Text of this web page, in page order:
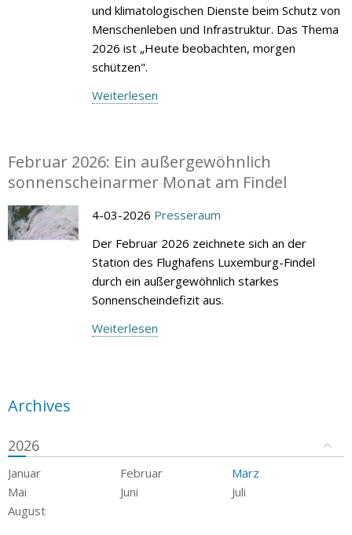
und klimatologischen Dienste beim Schutz von
Menschenleben und Infrastruktur. Das Thema
2026 ist „Heute beobachten, morgen
schützen".
Weiterlesen
Februar 2026: Ein außergewöhnlich
sonnenscheinarmer Monat am Findel
4-03-2026 Presseraum
Der Februar 2026 zeichnete sich an der
Station des Flughafens Luxemburg-Findel
durch ein außergewöhnlich starkes
Sonnenscheindefizit aus.
Weiterlesen
Archives
2026
Januar Februar
März
Mai
Juni
Juli
August